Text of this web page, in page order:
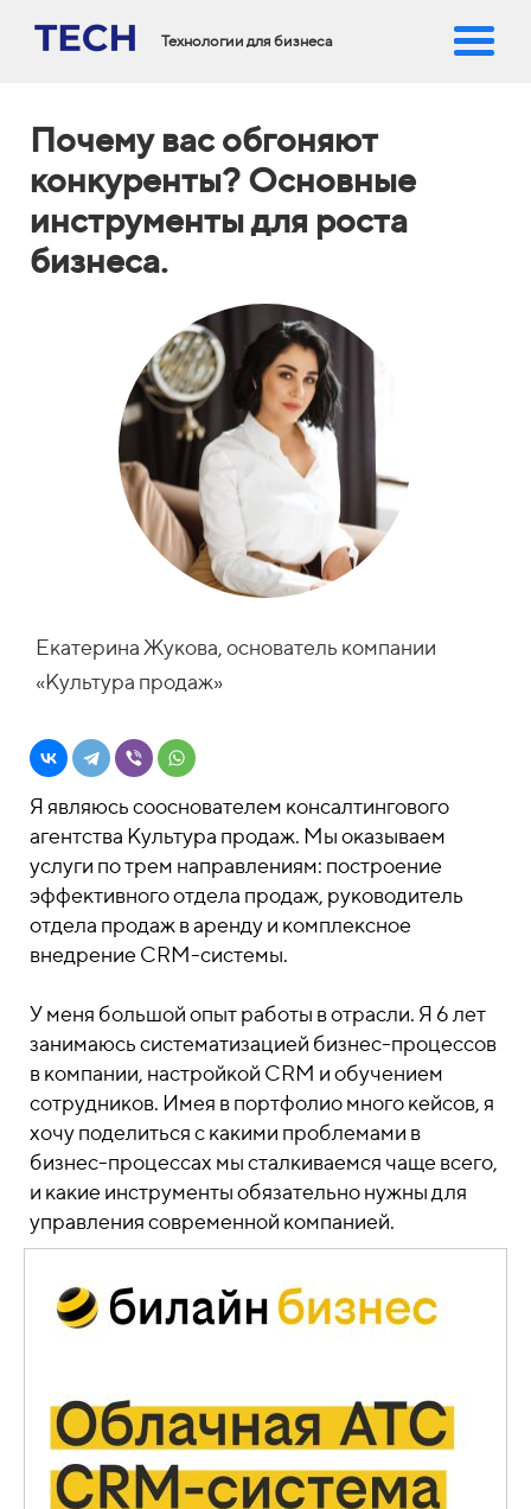
Технологии для бизнеса
Почему вас обгоняют
конкуренты? Основные
инструменты для роста
бизнеса.
Екатерина Жукова, основатель компании
«Культура продаж»
Я являюсь сооснователем консалтингового
агентства Культура продаж. Мы оказываем
услуги по трем направлениям: построение
эффективного отдела продаж, руководитель
отдела продаж в аренду и комплексное
внедрение CRM-системы.
У меня большой опыт работы в отрасли. Я 6 лет
занимаюсь систематизацией бизнес-процессов
в компании, настройкой CRM и обучением
сотрудников. Имея в портфолио много кейсов, я
хочу поделиться с какими проблемами в
бизнес-процессах мы сталкиваемся чаще всего,
и какие инструменты обязательно нужны для
управления современной компанией.